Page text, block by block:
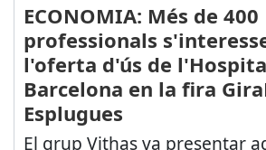
ECONOMIA: Més de 400
professionals
l'oferta d'ús de
Barcelona en la fira
Esplugues
El grup Vithas va presentar